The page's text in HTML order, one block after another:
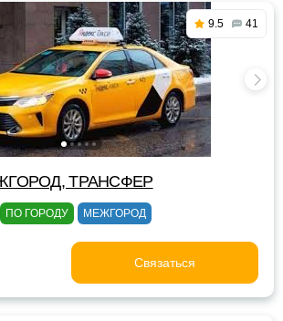
9.5 41
ТРАНСФЕР
ПО ГОРОДУ МЕЖГОРОД
Связаться